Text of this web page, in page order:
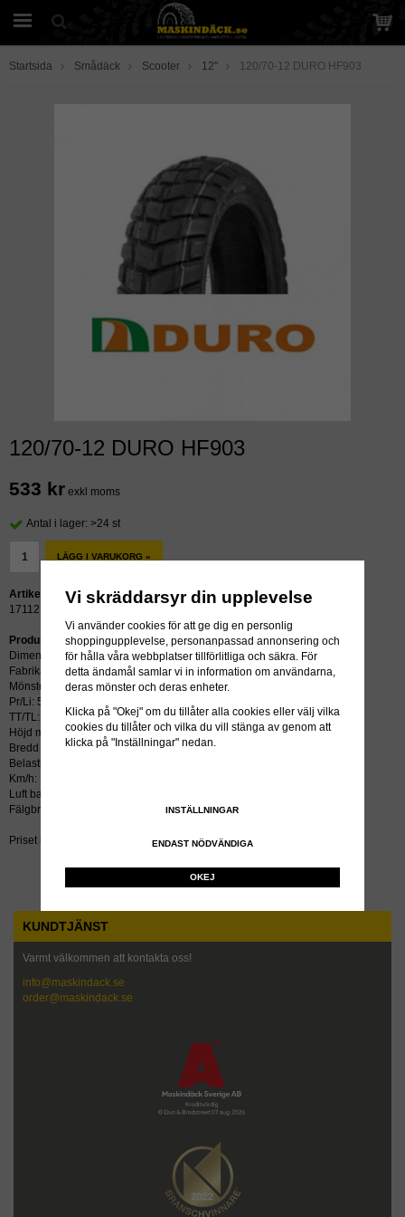
Startsida Smådäck Scooter 12" 120/70-12 DURO HF903
120/70-12 DURO HF903
533 kr exkl moms
Antal i lager: >24 st
LÄGG I VARUKORG »
Artikelnummer:
17112
Produktbeskrivning:
Dimension: 120/70-12
Fabrikat: DURO
Mönster: HF903
Pr/Li: 56J
TT/TL: TL (slang krävs ej)
Höjd mm: 470
Bredd mm: 120
Belastning kg/psi: 224
Km/h: 100
Luft bar: 2.50
Fälgbredd tum: 3.00x12
Priset inkluderar återvinningsavgift!
KUNDTJÄNST
Varmt välkommen att kontakta oss!
info@maskindack.se
order@maskindack.se
Vi skräddarsyr din upplevelse
Vi använder cookies för att ge dig en personlig
shoppingupplevelse, personanpassad annonsering och
för hålla våra webbplatser tillförlitliga och säkra. För
detta ändamål samlar vi in information om användarna,
deras mönster och deras enheter.
Klicka på "Okej" om du tillåter alla cookies eller välj vilka
cookies du tillåter och vilka du vill stänga av genom att
klicka på "Inställningar" nedan.
INSTÄLLNINGAR
ENDAST NÖDVÄNDIGA
OKEJ